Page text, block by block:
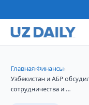
Главная›Финансы›
Узбекистан и АБР
сотрудничества и …